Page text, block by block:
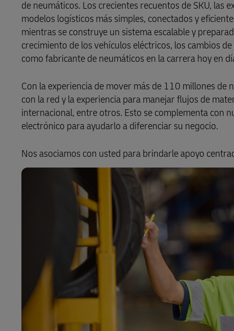
LifeTrack
Conozca Más Acerca de los
Portales
de neumáticos. Los crecientes recuentos de SKU, las
modelos logísticos más simples, conectados y
mientras se construye un sistema escalable y
crecimiento de los vehículos eléctricos, los cambios
como fabricante de neumáticos en la carrera hoy en
Con la experiencia de mover más de 110 millones
con la red y la experiencia para manejar flujos de
internacional, entre otros. Esto se complementa con
electrónico para ayudarlo a diferenciar su negocio.
Nos asociamos con usted para brindarle apoyo